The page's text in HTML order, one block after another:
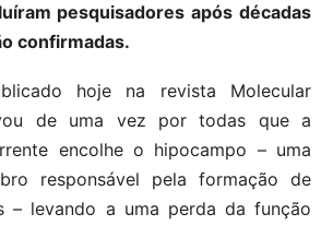
pesquisadores após décadas
confirmadas.
hoje na revista Molecular
de uma vez por todas que a
encolhe o hipocampo – uma
responsável pela formação de
– levando a uma perda da função